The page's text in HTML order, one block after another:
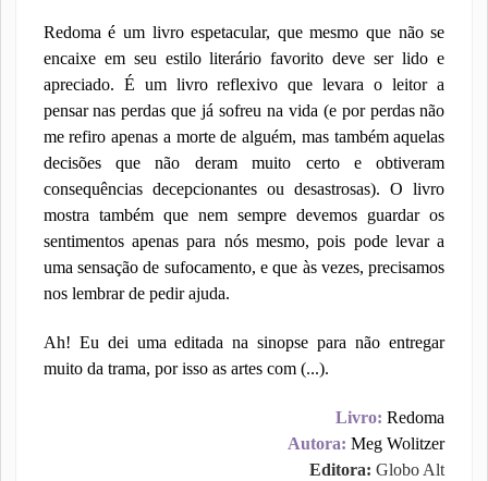
Redoma é um livro espetacular, que mesmo que não se
encaixe em seu estilo literário favorito deve ser lido e
apreciado. É um livro reflexivo que levara o leitor a
pensar nas perdas que já sofreu na vida (e por perdas não
me refiro apenas a morte de alguém, mas também aquelas
decisões que não deram muito certo e obtiveram
consequências decepcionantes ou desastrosas). O livro
mostra também que nem sempre devemos guardar os
sentimentos apenas para nós mesmo, pois pode levar a
uma sensação de sufocamento, e que às vezes, precisamos
nos lembrar de pedir ajuda.
Ah! Eu dei uma editada na sinopse para não entregar
muito da trama, por isso as artes com (...).
Livro: Redoma
Autora: Meg Wolitzer
Editora: Globo Alt